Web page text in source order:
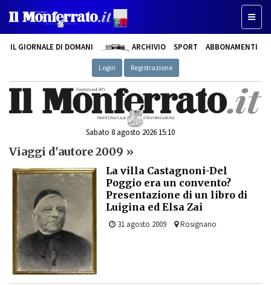
IL GIORNALE DI DOMANI ARCHIVIO SPORT ABBONAMENTI
Login Registrazione
Sabato 8 agosto 2026 15:10
Viaggi d'autore 2009 »
La villa Castagnoni-Del
Poggio era un convento?
Presentazione di un libro di
Luigina ed Elsa Zai
31 agosto 2009 Rosignano